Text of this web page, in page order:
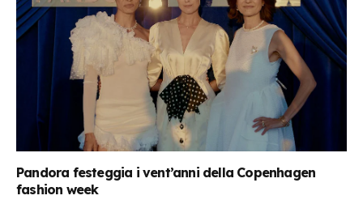
Pandora festeggia i vent’anni della Copenhagen
fashion week